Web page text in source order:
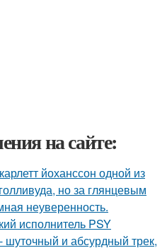
на сайте:
йоханссон одной из
но за глянцевым
неуверенность.
исполнитель PSY
шуточный и абсурдный трек,